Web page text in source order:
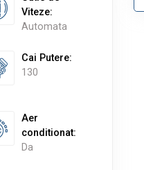
Viteze:
Automata
Cai Putere:
130
Aer
conditionat:
Da